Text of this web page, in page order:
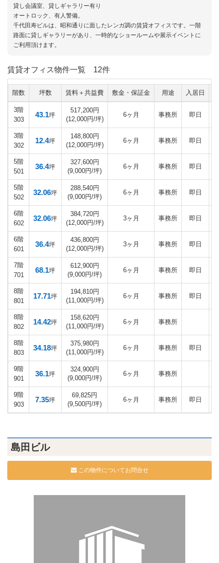
貸し会議室、貸しギャラリー有り
オートロック、有人警備。
千代田寿ビルは、昭和通りに面したレンガ調の賃貸オフィスです。一階
路面に貸しギャラリーがあり、一時的なショールームや展示イベントに
ご利用頂けます。
賃貸オフィス物件一覧 12件
階数 坪数 賃料＋共益費 敷金・保証金 用途 入居日
3階
303
43.1坪
517,200円
(12,000円/坪)
6ヶ月 事務所 即日
3階
302
12.4坪
148,800円
(12,000円/坪)
6ヶ月 事務所 即日
5階
501
36.4坪
327,600円
(9,000円/坪)
6ヶ月 事務所 即日
5階
502
32.06坪
288,540円
(9,000円/坪)
6ヶ月 事務所 即日
6階
602
32.06坪
384,720円
(12,000円/坪)
3ヶ月 事務所 即日
6階
601
36.4坪
436,800円
(12,000円/坪)
3ヶ月 事務所 即日
7階
701
68.1坪
612,900円
(9,000円/坪)
6ヶ月 事務所 即日
8階
801
17.71坪
194,810円
(11,000円/坪)
6ヶ月 事務所 即日
8階
802
14.42坪
158,620円
(11,000円/坪)
6ヶ月 事務所
8階
803
34.18坪
375,980円
(11,000円/坪)
6ヶ月 事務所 即日
9階
901
36.1坪
324,900円
(9,000円/坪)
6ヶ月 事務所
9階
903
7.35坪
69,825円
(9,500円/坪)
6ヶ月 事務所 即日
島田ビル
この物件についてお問合せ